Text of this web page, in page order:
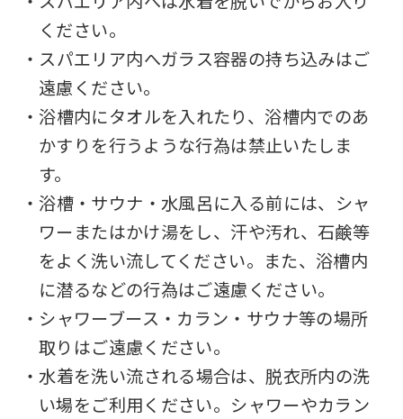
ください。
・スパエリア内へガラス容器の持ち込みはご
遠慮ください。
・浴槽内にタオルを入れたり、浴槽内でのあ
かすりを行うような行為は禁止いたしま
す。
・浴槽・サウナ・水風呂に入る前には、シャ
ワーまたはかけ湯をし、汗や汚れ、石鹸等
をよく洗い流してください。また、浴槽内
に潜るなどの行為はご遠慮ください。
・シャワーブース・カラン・サウナ等の場所
取りはご遠慮ください。
・水着を洗い流される場合は、脱衣所内の洗
い場をご利用ください。シャワーやカラン
For
foreigners